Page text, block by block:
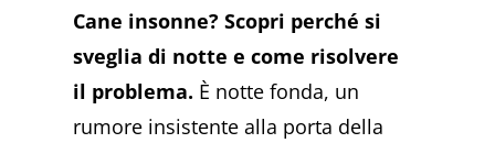
Cane insonne? Scopri perché si
sveglia di notte e come risolvere
il problema. È notte fonda, un
rumore insistente alla porta della